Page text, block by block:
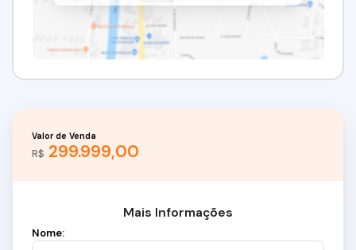
R$ 299.999,00
Valor de Venda
Mais Informações
Nome: